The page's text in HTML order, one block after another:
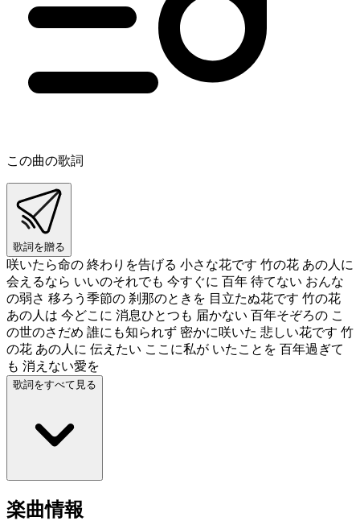
この曲の歌詞
歌詞を贈る
咲いたら命の 終わりを告げる 小さな花です 竹の花 あの人に
会えるなら いいのそれでも 今すぐに 百年 待てない おんな
の弱さ 移ろう季節の 刹那のときを 目立たぬ花です 竹の花
あの人は 今どこに 消息ひとつも 届かない 百年そぞろの こ
の世のさだめ 誰にも知られず 密かに咲いた 悲しい花です 竹
の花 あの人に 伝えたい ここに私が いたことを 百年過ぎて
も 消えない愛を
歌詞をすべて見る
楽曲情報